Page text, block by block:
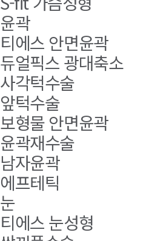
윤곽
티에스 안면윤곽
듀얼픽스 광대축소
사각턱수술
앞턱수술
보형물 안면윤곽
윤곽재수술
남자윤곽
에프테틱
눈
티에스 눈성형